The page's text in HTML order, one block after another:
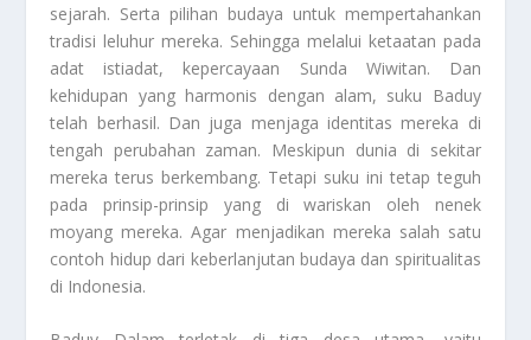
sejarah. Serta pilihan budaya untuk mempertahankan
tradisi leluhur mereka. Sehingga melalui ketaatan pada
adat istiadat, kepercayaan Sunda Wiwitan. Dan
kehidupan yang harmonis dengan alam, suku Baduy
telah berhasil. Dan juga menjaga identitas mereka di
tengah perubahan zaman. Meskipun dunia di sekitar
mereka terus berkembang. Tetapi suku ini tetap teguh
pada prinsip-prinsip yang di wariskan oleh nenek
moyang mereka. Agar menjadikan mereka salah satu
contoh hidup dari keberlanjutan budaya dan spiritualitas
di Indonesia.